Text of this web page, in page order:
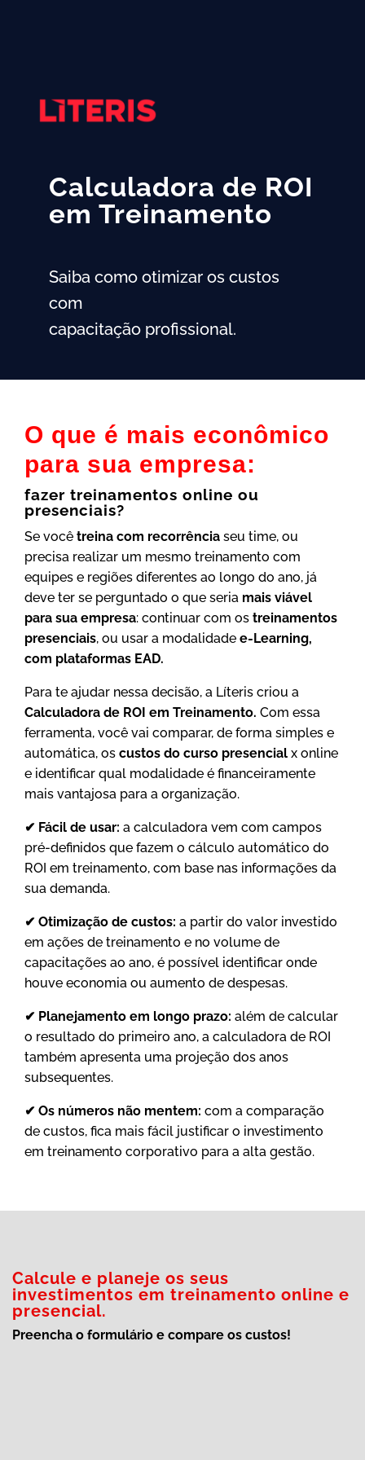
Calculadora de ROI
em Treinamento
Saiba como otimizar os custos
com
capacitação profissional.
O que é mais econômico
para sua empresa:
fazer treinamentos online ou
presenciais?
Se você treina com recorrência seu time, ou
precisa realizar um mesmo treinamento com
equipes e regiões diferentes ao longo do ano, já
deve ter se perguntado o que seria mais viável
para sua empresa: continuar com os treinamentos
presenciais, ou usar a modalidade e-Learning,
com plataformas EAD.
Para te ajudar nessa decisão, a Líteris criou a
Calculadora de ROI em Treinamento. Com essa
ferramenta, você vai comparar, de forma simples e
automática, os custos do curso presencial x online
e identificar qual modalidade é financeiramente
mais vantajosa para a organização.
✔ Fácil de usar: a calculadora vem com campos
pré-definidos que fazem o cálculo automático do
ROI em treinamento, com base nas informações da
sua demanda.
✔ Otimização de custos: a partir do valor investido
em ações de treinamento e no volume de
capacitações ao ano, é possível identificar onde
houve economia ou aumento de despesas.
✔ Planejamento em longo prazo: além de calcular
o resultado do primeiro ano, a calculadora de ROI
também apresenta uma projeção dos anos
subsequentes.
✔ Os números não mentem: com a comparação
de custos, fica mais fácil justificar o investimento
em treinamento corporativo para a alta gestão.
Calcule e planeje os seus
investimentos em treinamento online e
presencial.
Preencha o formulário e compare os custos!